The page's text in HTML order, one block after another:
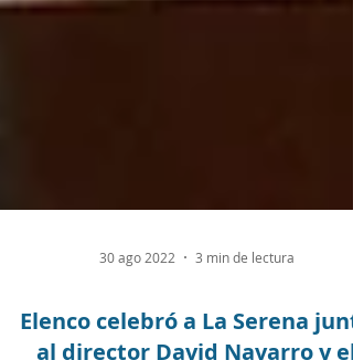
30 ago 2022 3 min de lectura